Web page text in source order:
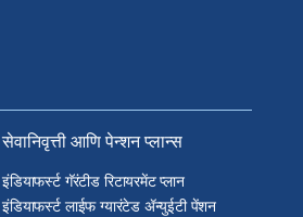
सेवानिवृत्ती आणि पेन्शन प्लान्स
इंडियाफर्स्ट गॅरंटीड रिटायरमेंट प्लान
इंडियाफर्स्ट लाईफ ग्यारंटेड ॲन्युईटी पेंशन